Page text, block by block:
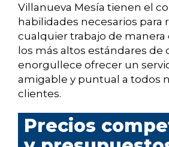
Villanueva Mesía tienen el
habilidades necesarios para
cualquier trabajo de manera
los más altos estándares de
enorgullece ofrecer un
amigable y puntual a todos
clientes.
Precios